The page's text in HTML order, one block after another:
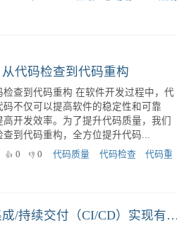
的视觉质量直接决定了光影细节的细
Scalable Texture Compression）
GPU进行双线性过滤（Bilinear Fi...
0 0 ASTC压缩 移动端GPU
法线
在软件开发过程中，代